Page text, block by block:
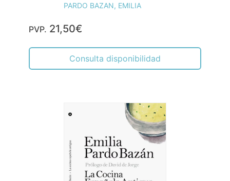
PARDO BAZAN, EMILIA
PVP. 21,50€
Consulta disponibilidad